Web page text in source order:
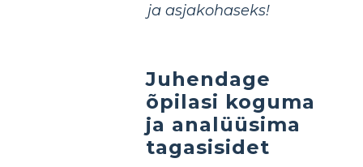
ja asjakohaseks!
Juhendage
õpilasi koguma
ja analüüsima
tagasisidet